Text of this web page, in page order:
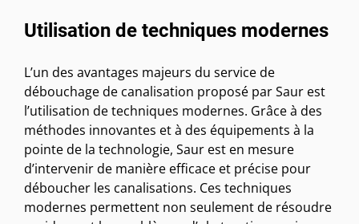
Utilisation de techniques modernes
L’un des avantages majeurs du service de
débouchage de canalisation proposé par Saur est
l’utilisation de techniques modernes. Grâce à des
méthodes innovantes et à des équipements à la
pointe de la technologie, Saur est en mesure
d’intervenir de manière efficace et précise pour
déboucher les canalisations. Ces techniques
modernes permettent non seulement de résoudre